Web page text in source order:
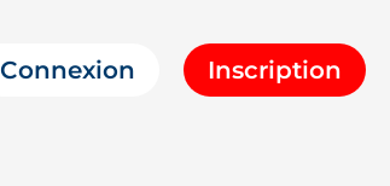
Connexion Inscription